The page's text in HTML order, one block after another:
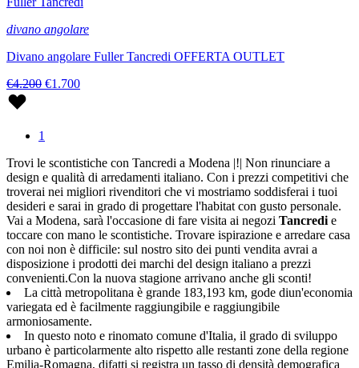
divano angolare
Divano angolare Fuller Tancredi OFFERTA OUTLET
€4.200 €1.700
1
Trovi le scontistiche con Tancredi a Modena |!| Non rinunciare a
design e qualità di arredamenti italiano. Con i prezzi competitivi che
troverai nei migliori rivenditori che vi mostriamo soddisferai i tuoi
desideri e sarai in grado di progettare l'habitat con gusto personale.
Vai a Modena, sarà l'occasione di fare visita ai negozi Tancredi e
toccare con mano le scontistiche. Trovare ispirazione e arredare casa
con noi non è difficile: sul nostro sito dei punti vendita avrai a
disposizione i prodotti dei marchi del design italiano a prezzi
convenienti.Con la nuova stagione arrivano anche gli sconti!
La città metropolitana è grande 183,193 km, gode diun'economia
variegata ed è facilmente raggiungibile e raggiungibile
armoniosamente.
In questo noto e rinomato comune d'Italia, il grado di sviluppo
urbano è particolarmente alto rispetto alle restanti zone della regione
Emilia-Romagna, difatti si registra un tasso di densità demografica